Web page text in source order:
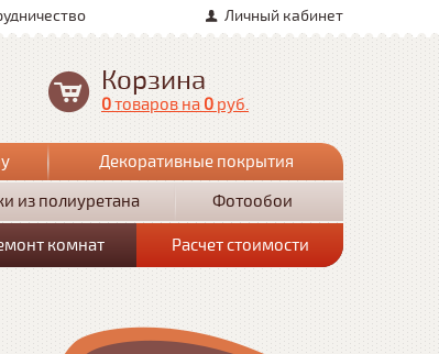
Личный кабинет
Корзина
0товаров на 0 руб.
Декоративные покрытия
из полиуретана Фотообои
комнат Расчет стоимости